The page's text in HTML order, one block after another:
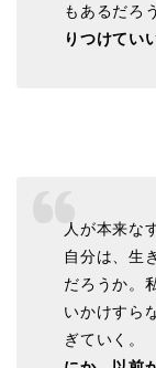
もあるだろ
りつけてい
人が本来な
自分は、生
だろうか。
いかけすら
ぎていく